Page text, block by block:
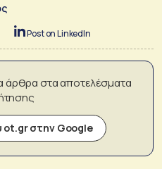
Post on LinkedIn
άρθρα στα αποτελέσματα
ot.gr στην Google